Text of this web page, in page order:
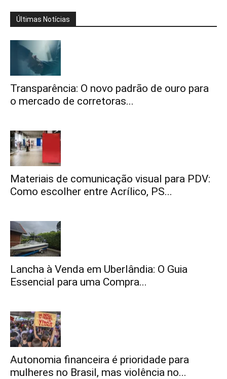
Últimas Notícias
Transparência: O novo padrão de ouro para
o mercado de corretoras...
Materiais de comunicação visual para PDV:
Como escolher entre Acrílico, PS...
Lancha à Venda em Uberlândia: O Guia
Essencial para uma Compra...
Autonomia financeira é prioridade para
mulheres no Brasil, mas violência no...